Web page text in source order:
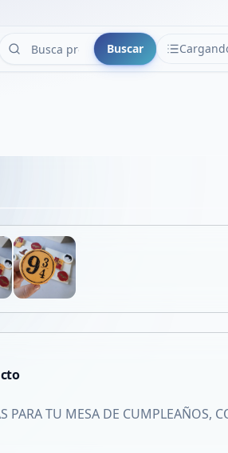
Buscar
PARA TU MESA DE CUMPLEAÑOS,